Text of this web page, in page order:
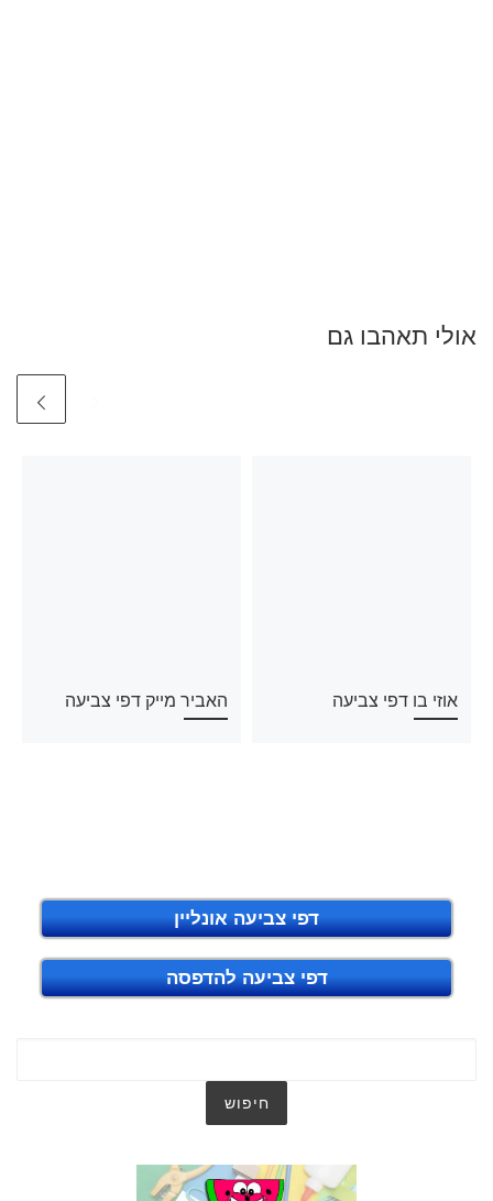
אולי תאהבו גם
אוזי בו דפי צביעה האביר מייק דפי צביעה
דפי צביעה אונליין
דפי צביעה להדפסה